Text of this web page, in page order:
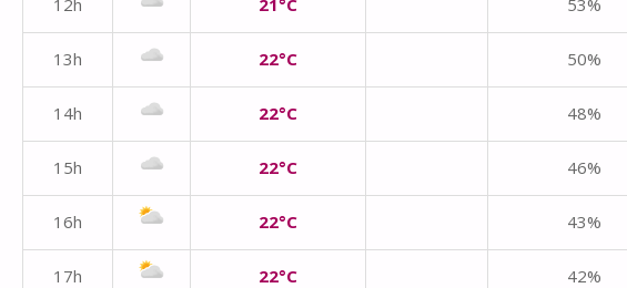
13h 22°C 50%
14h 22°C 48%
15h 22°C 46%
16h 22°C 43%
17h 22°C 42%